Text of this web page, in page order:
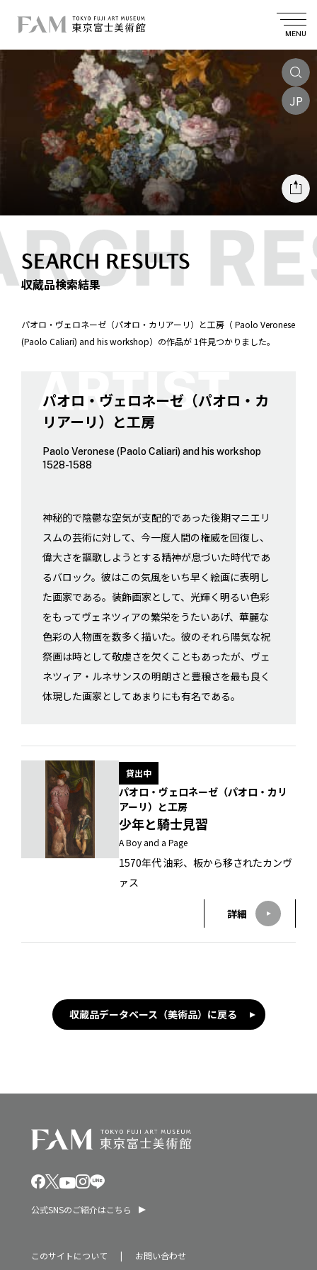
MENU
JP
SEARCH RESULTS
収蔵品検索結果
パオロ・ヴェロネーゼ（パオロ・カリアーリ）と工房（ Paolo Veronese
(Paolo Caliari) and his workshop）の作品が 1件見つかりました。
パオロ・ヴェロネーゼ（パオロ・カ
リアーリ）と工房
Paolo Veronese (Paolo Caliari) and his workshop
1528-1588
神秘的で陰鬱な空気が支配的であった後期マニエリ
スムの芸術に対して、今一度人間の権威を回復し、
偉大さを謳歌しようとする精神が息づいた時代であ
るバロック。彼はこの気風をいち早く絵画に表明し
た画家である。装飾画家として、光輝く明るい色彩
をもってヴェネツィアの繁栄をうたいあげ、華麗な
色彩の人物画を数多く描いた。彼のそれら陽気な祝
祭画は時として敬虔さを欠くこともあったが、ヴェ
ネツィア・ルネサンスの明朗さと豊穣さを最も良く
体現した画家としてあまりにも有名である。
貸出中
パオロ・ヴェロネーゼ（パオロ・カリ
アーリ）と工房
少年と騎士見習
A Boy and a Page
1570年代 油彩、板から移されたカンヴ
ァス
詳細
収蔵品データベース（美術品）に戻る
公式SNSのご紹介はこちら
このサイトについて お問い合わせ